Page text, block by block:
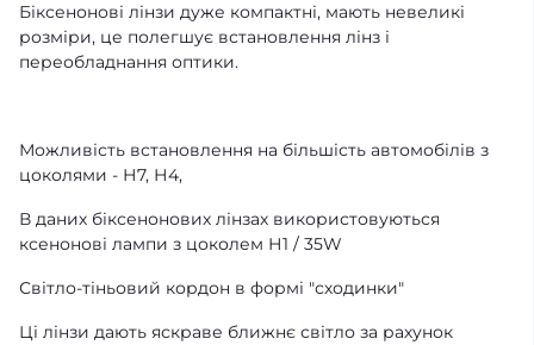
Біксенонові лінзи дуже компактні, мають невеликі
розміри, це полегшує встановлення лінз і
переобладнання оптики.
Можливість встановлення на більшість автомобілів з
цоколями - Н7, Н4,
В даних біксенонових лінзах використовуються
ксенонові лампи з цоколем Н1 / 35W
Світло-тіньовий кордон в формі "сходинки"
Ці лінзи дають яскраве ближнє світло за рахунок